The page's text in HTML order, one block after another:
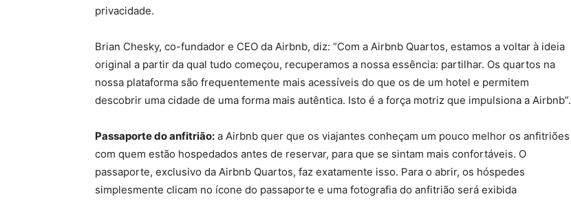
privacidade.
Brian Chesky, co-fundador e CEO da Airbnb, diz: “Com a Airbnb Quartos, estamos a voltar à ideia
original a partir da qual tudo começou, recuperamos a nossa essência: partilhar. Os quartos na
nossa plataforma são frequentemente mais acessíveis do que os de um hotel e permitem
descobrir uma cidade de uma forma mais autêntica. Isto é a força motriz que impulsiona a Airbnb”.
Passaporte do anfitrião: a Airbnb quer que os viajantes conheçam um pouco melhor os anfitriões
com quem estão hospedados antes de reservar, para que se sintam mais confortáveis. O
passaporte, exclusivo da Airbnb Quartos, faz exatamente isso. Para o abrir, os hóspedes
simplesmente clicam no ícone do passaporte e uma fotografia do anfitrião será exibida